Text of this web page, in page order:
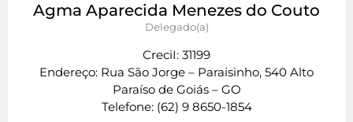
Agma Aparecida Menezes do Couto
Delegado(a)
CreciI: 31199
Endereço: Rua São Jorge – Paraisinho, 540 Alto
Paraíso de Goiás – GO
Telefone: (62) 9 8650-1854